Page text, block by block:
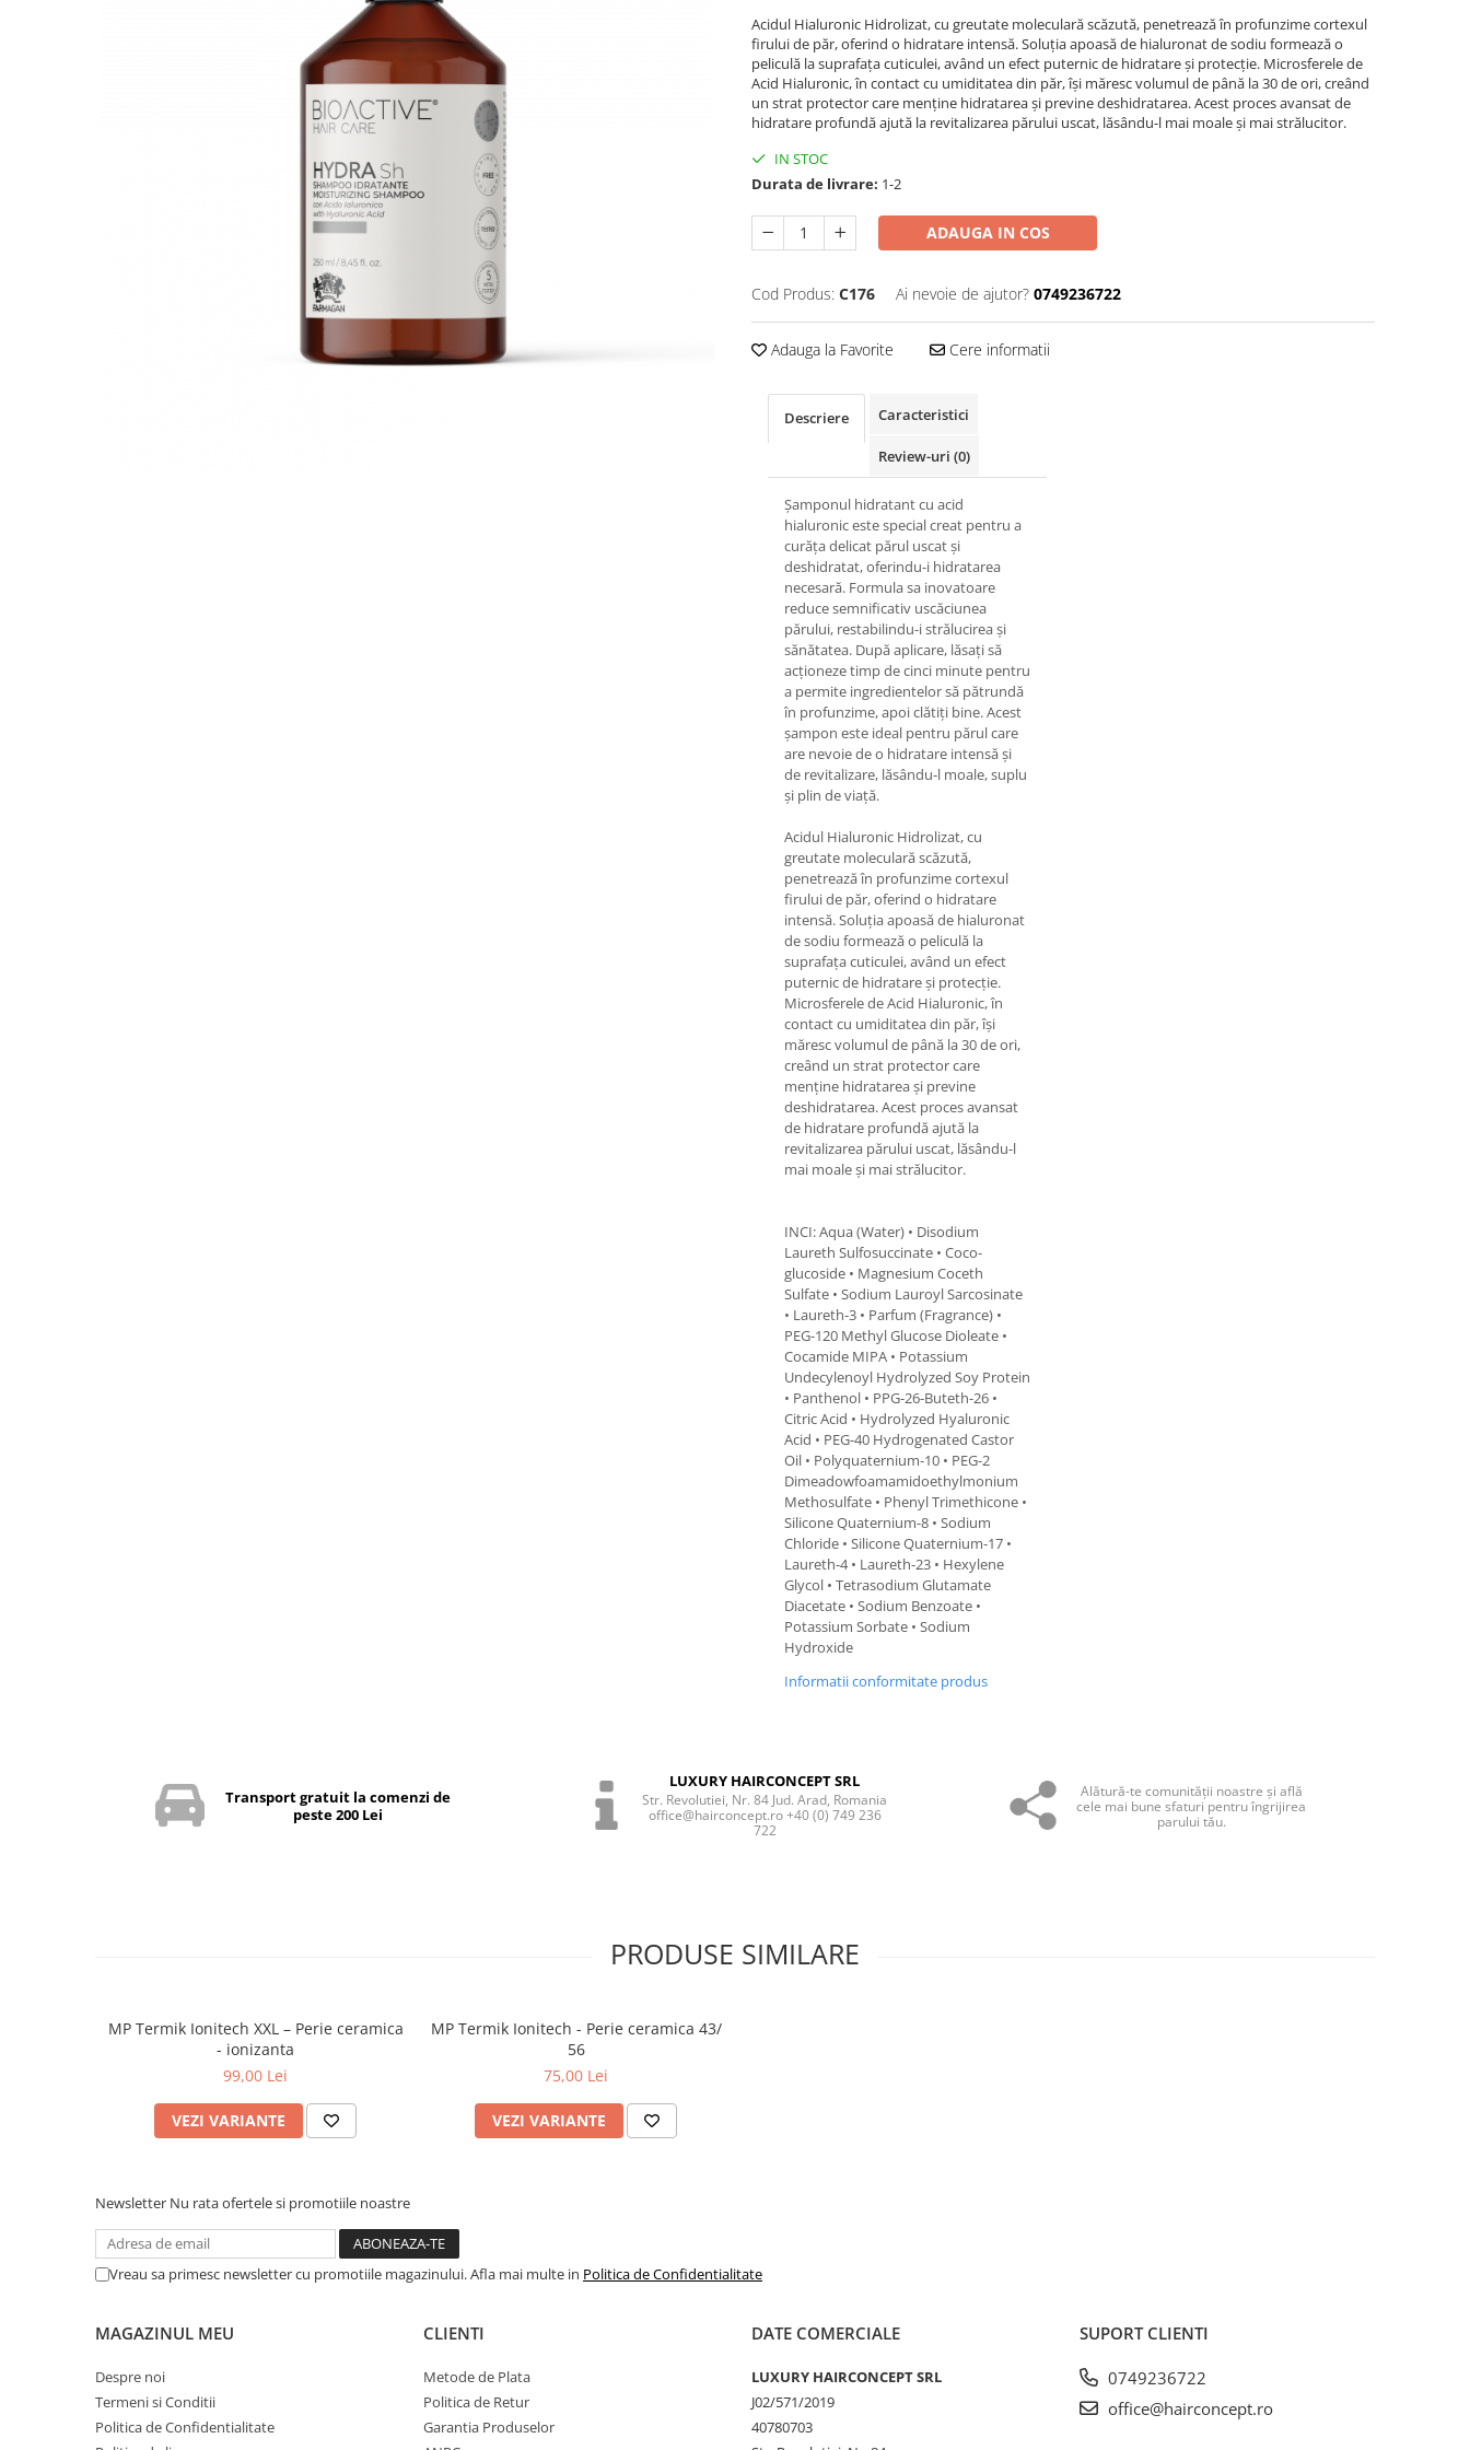
Acidul Hialuronic Hidrolizat, cu greutate moleculară scăzută, penetrează în profunzime cortexul
firului de păr, oferind o hidratare intensă. Soluția apoasă de hialuronat de sodiu formează o
peliculă la suprafața cuticulei, având un efect puternic de hidratare și protecție. Microsferele de
Acid Hialuronic, în contact cu umiditatea din păr, își măresc volumul de până la 30 de ori, creând
un strat protector care menține hidratarea și previne deshidratarea. Acest proces avansat de
hidratare profundă ajută la revitalizarea părului uscat, lăsându-l mai moale și mai strălucitor.
IN STOC
Durata de livrare: 1-2
ADAUGA IN COS
Cod Produs: C176 Ai nevoie de ajutor? 0749236722
Adauga la Favorite Cere informatii
Descriere Caracteristici
Review-uri (0)
Șamponul hidratant cu acid
hialuronic este special creat pentru a
curăța delicat părul uscat și
deshidratat, oferindu-i hidratarea
necesară. Formula sa inovatoare
reduce semnificativ uscăciunea
părului, restabilindu-i strălucirea și
sănătatea. După aplicare, lăsați să
acționeze timp de cinci minute pentru
a permite ingredientelor să pătrundă
în profunzime, apoi clătiți bine. Acest
șampon este ideal pentru părul care
are nevoie de o hidratare intensă și
de revitalizare, lăsându-l moale, suplu
și plin de viață.
Acidul Hialuronic Hidrolizat, cu
greutate moleculară scăzută,
penetrează în profunzime cortexul
firului de păr, oferind o hidratare
intensă. Soluția apoasă de hialuronat
de sodiu formează o peliculă la
suprafața cuticulei, având un efect
puternic de hidratare și protecție.
Microsferele de Acid Hialuronic, în
contact cu umiditatea din păr, își
măresc volumul de până la 30 de ori,
creând un strat protector care
menține hidratarea și previne
deshidratarea. Acest proces avansat
de hidratare profundă ajută la
revitalizarea părului uscat, lăsându-l
mai moale și mai strălucitor.
INCI: Aqua (Water) • Disodium
Laureth Sulfosuccinate • Coco-
glucoside • Magnesium Coceth
Sulfate • Sodium Lauroyl Sarcosinate
• Laureth-3 • Parfum (Fragrance) •
PEG-120 Methyl Glucose Dioleate •
Cocamide MIPA • Potassium
Undecylenoyl Hydrolyzed Soy Protein
• Panthenol • PPG-26-Buteth-26 •
Citric Acid • Hydrolyzed Hyaluronic
Acid • PEG-40 Hydrogenated Castor
Oil • Polyquaternium-10 • PEG-2
Dimeadowfoamamidoethylmonium
Methosulfate • Phenyl Trimethicone •
Silicone Quaternium-8 • Sodium
Chloride • Silicone Quaternium-17 •
Laureth-4 • Laureth-23 • Hexylene
Glycol • Tetrasodium Glutamate
Diacetate • Sodium Benzoate •
Potassium Sorbate • Sodium
Hydroxide
Informatii conformitate produs
Transport gratuit la comenzi de
peste 200 Lei
LUXURY HAIRCONCEPT SRL
Str. Revolutiei, Nr. 84 Jud. Arad, Romania
office@hairconcept.ro +40 (0) 749 236
722
Alătură-te comunităţii noastre și află
cele mai bune sfaturi pentru îngrijirea
parului tău.
PRODUSE SIMILARE
MP Termik Ionitech XXL – Perie ceramica
- ionizanta
99,00 Lei
VEZI VARIANTE
MP Termik Ionitech - Perie ceramica 43/
56
75,00 Lei
VEZI VARIANTE
Newsletter Nu rata ofertele si promotiile noastre
Vreau sa primesc newsletter cu promotiile magazinului. Afla mai multe in Politica de Confidentialitate
MAGAZINUL MEU
Despre noi
Termeni si Conditii
Politica de Confidentialitate
CLIENTI
Metode de Plata
Politica de Retur
Garantia Produselor
DATE COMERCIALE
LUXURY HAIRCONCEPT SRL
J02/571/2019
40780703
SUPORT CLIENTI
0749236722
office@hairconcept.ro